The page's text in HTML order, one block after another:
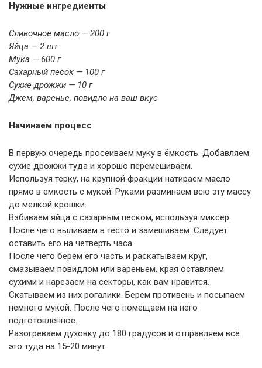
Нужные ингредиенты
Сливочное масло — 200 г
Яйца — 2 шт
Мука — 600 г
Сахарный песок — 100 г
Сухие дрожжи — 10 г
Джем, варенье, повидло на ваш вкус
Начинаем процесс
В первую очередь просеиваем муку в ёмкость. Добавляем
сухие дрожжи туда и хорошо перемешиваем.
Используя терку, на крупной фракции натираем масло
прямо в емкость с мукой. Руками разминаем всю эту массу
до мелкой крошки.
Взбиваем яйца с сахарным песком, используя миксер.
После чего выливаем в тесто и замешиваем. Следует
оставить его на четверть часа.
После чего берем его часть и раскатываем круг,
смазываем повидлом или вареньем, края оставляем
сухими и нарезаем на секторы, как вам нравится.
Скатываем из них рогалики. Берем противень и посыпаем
немного мукой. После чего помещаем на него
подготовленное.
Разогреваем духовку до 180 градусов и отправляем всё
это туда на 15-20 минут.